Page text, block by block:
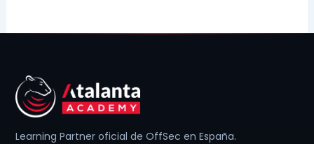
Learning Partner oficial de OffSec en España.